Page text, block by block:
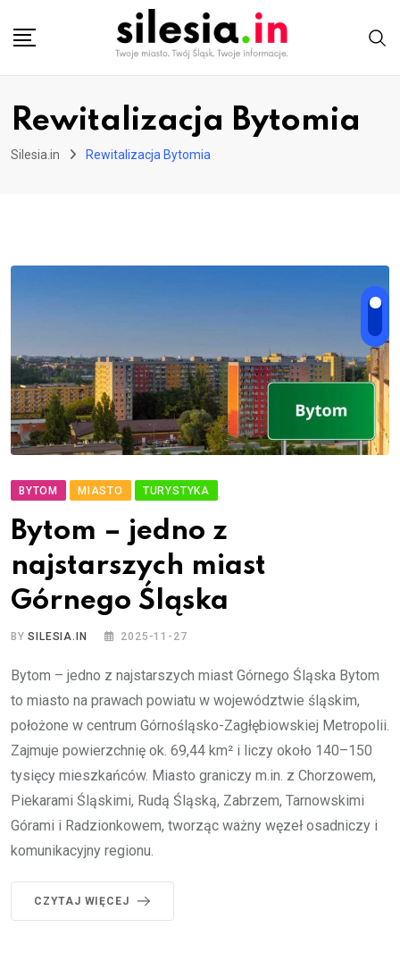
Rewitalizacja Bytomia
Silesia.in Rewitalizacja Bytomia
BYTOM MIASTO TURYSTYKA
Bytom – jedno z
najstarszych miast
Górnego Śląska
BYSILESIA.IN 2025-11-27
Bytom – jedno z najstarszych miast Górnego Śląska Bytom
to miasto na prawach powiatu w województwie śląskim,
położone w centrum Górnośląsko-Zagłębiowskiej Metropolii.
Zajmuje powierzchnię ok. 69,44 km² i liczy około 140–150
tysięcy mieszkańców. Miasto graniczy m.in. z Chorzowem,
Piekarami Śląskimi, Rudą Śląską, Zabrzem, Tarnowskimi
Górami i Radzionkowem, tworząc ważny węzeł osadniczy i
komunikacyjny regionu.
CZYTAJ WIĘCEJ